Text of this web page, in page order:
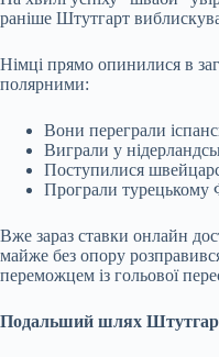
раніше Штутгарт
Німці прямо опинилися в
полярними:
Вони переграли
Виграли у
Поступилися
Програли турецькому
Вже зараз ставки онлайн
майже без опору
переможцем із гольової
Подальший шлях